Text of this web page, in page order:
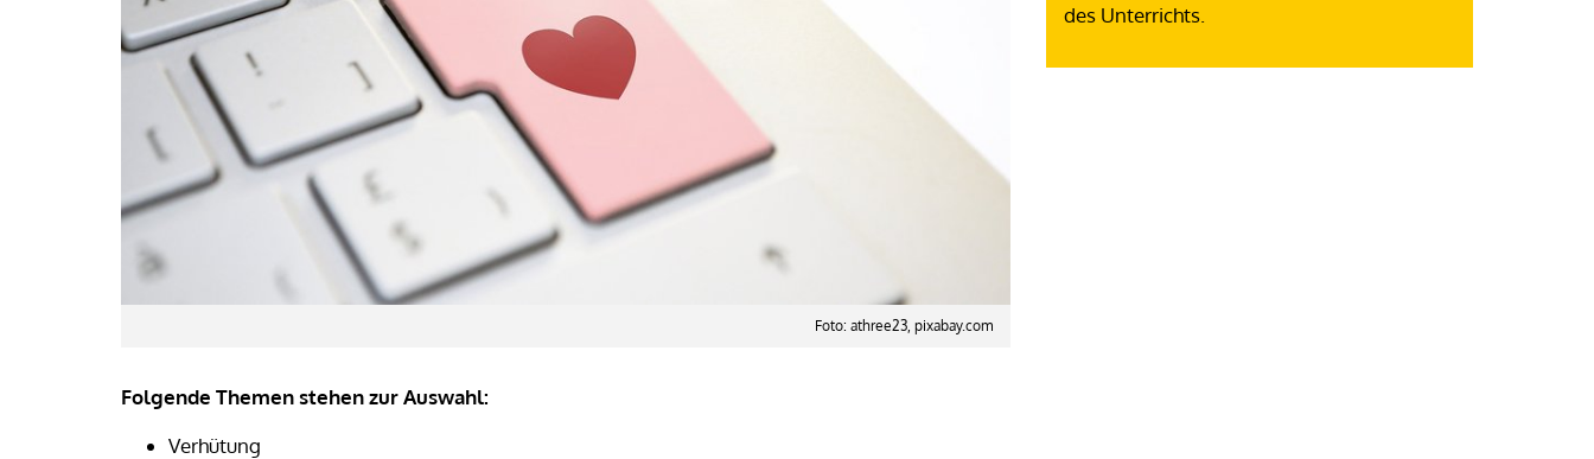
Foto: athree23, pixabay.com
Folgende Themen stehen zur Auswahl:
Verhütung
des Unterrichts.